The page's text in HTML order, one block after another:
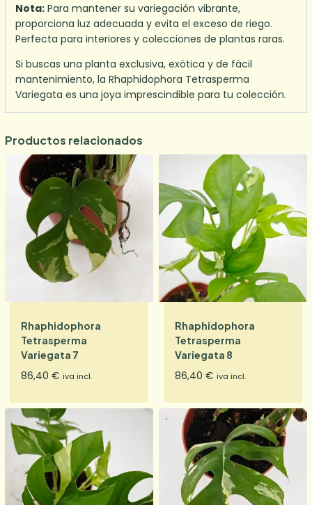
Nota: Para mantener su variegación vibrante,
proporciona luz adecuada y evita el exceso de riego.
Perfecta para interiores y colecciones de plantas raras.
Si buscas una planta exclusiva, exótica y de fácil
mantenimiento, la Rhaphidophora Tetrasperma
Variegata es una joya imprescindible para tu colección.
Productos relacionados
Rhaphidophora
Tetrasperma
Variegata 7
86,40€ iva incl.
Rhaphidophora
Tetrasperma
Variegata 8
86,40 € iva incl.